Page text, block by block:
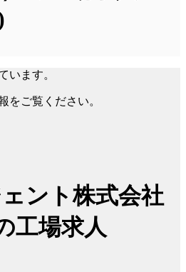
います。
をご覧ください。
ント株式会社
工場求人